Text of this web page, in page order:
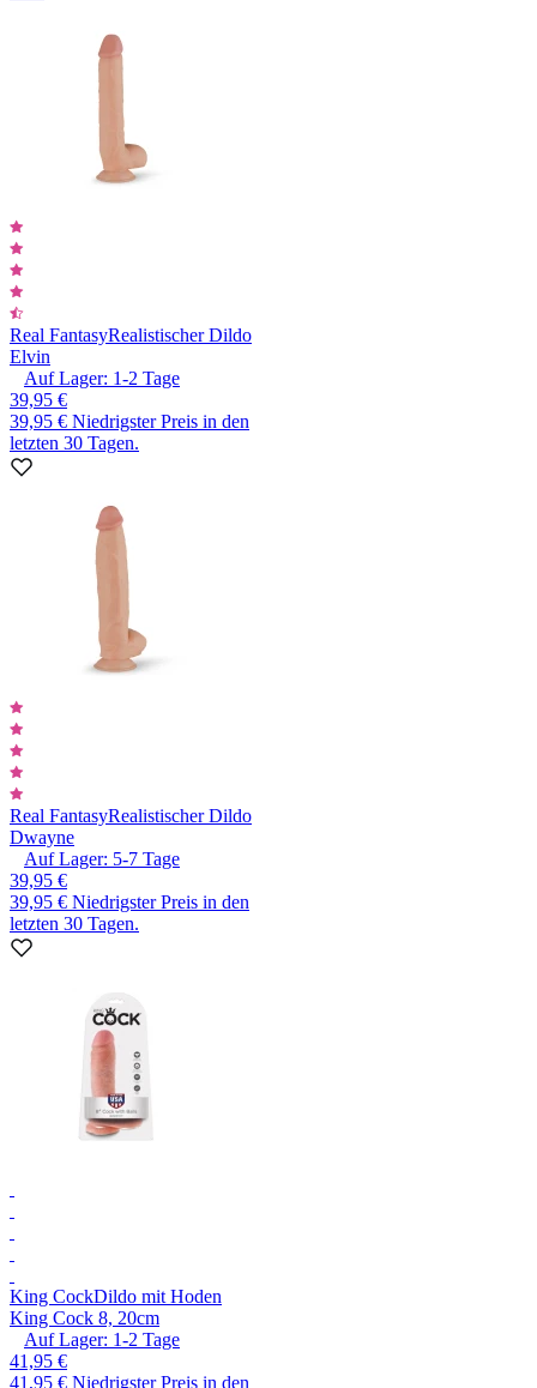
Real FantasyRealistischer Dildo
Elvin
Auf Lager: 1-2 Tage
39,95 €
39,95 € Niedrigster Preis in den
letzten 30 Tagen.
Real FantasyRealistischer Dildo
Dwayne
Auf Lager: 5-7 Tage
39,95 €
39,95 € Niedrigster Preis in den
letzten 30 Tagen.
King CockDildo mit Hoden
King Cock 8, 20cm
Auf Lager: 1-2 Tage
41,95 €
41,95 € Niedrigster Preis in den